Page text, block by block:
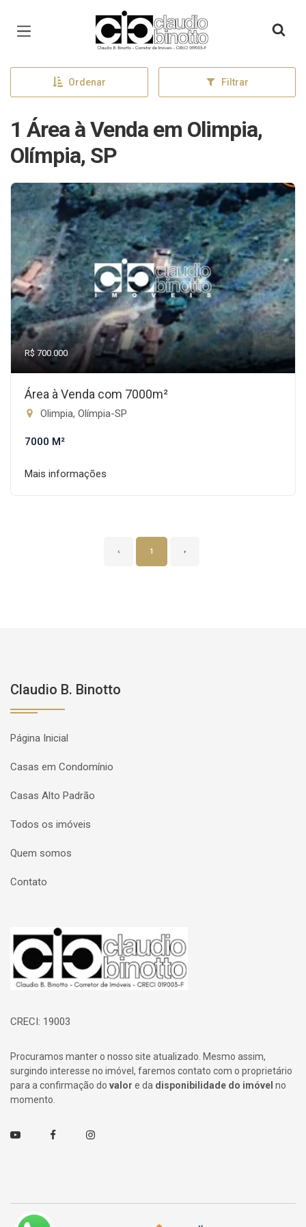
Página inicial
Ordenar Filtrar
1 Área à Venda em Olimpia,
Olímpia, SP
R$ 700.000
Área à Venda com 7000m²
Olimpia, Olímpia-SP
7000 M²
Mais informações
‹ 1 ›
Claudio B. Binotto
Página Inicial
Casas em Condomínio
Casas Alto Padrão
Todos os imóveis
Quem somos
Contato
Página inicial
CRECI: 19003
Procuramos manter o nosso site atualizado. Mesmo assim,
surgindo interesse no imóvel, faremos contato com o proprietário
para a confirmação do valor e da disponibilidade do imóvel no
momento.
Youtube FacebookInstagram